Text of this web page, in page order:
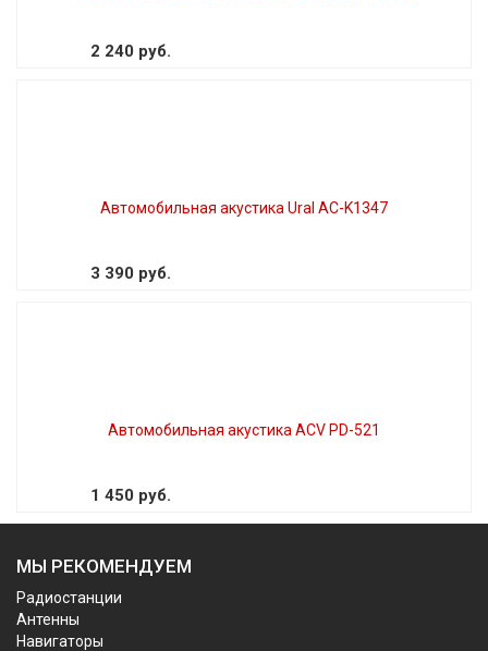
2 240 руб.
Автомобильная акустика Ural AC-K1347
3 390 руб.
Автомобильная акустика ACV PD-521
1 450 руб.
МЫ РЕКОМЕНДУЕМ
Радиостанции
Антенны
Навигаторы